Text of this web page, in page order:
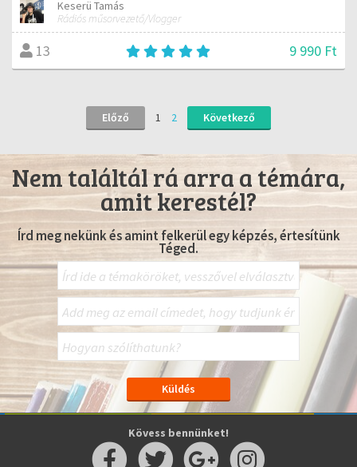
Keserü Tamás
Rádiós műsorvezető/Vlogger
13 9 990 Ft
Előző 1 2 Következő
Nem találtál rá arra a témára,
amit kerestél?
Írd meg nekünk és amint felkerül egy képzés, értesítünk
Téged.
Kövess bennünket!